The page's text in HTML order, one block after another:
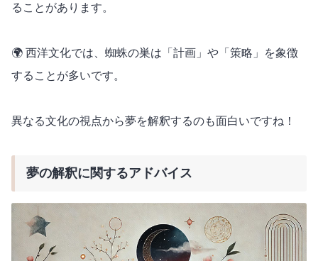
ることがあります。
🌍 西洋文化では、蜘蛛の巣は「計画」や「策略」を象徴
することが多いです。
異なる文化の視点から夢を解釈するのも面白いですね！
夢の解釈に関するアドバイス